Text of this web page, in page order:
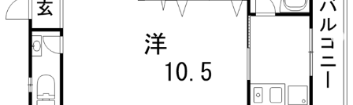
高級賃貸
リノベーション物件
ペット飼育可能